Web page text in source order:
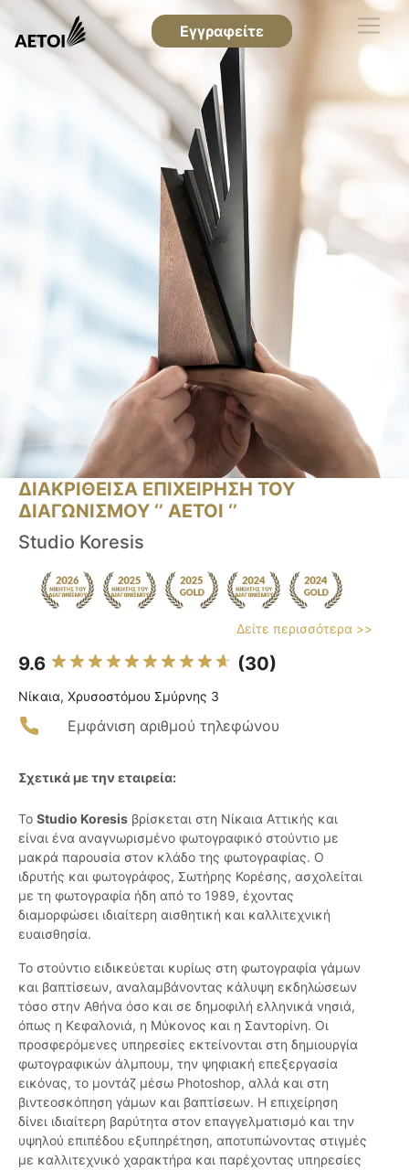
Εγγραφείτε
ΔΙΑΚΡΙΘΕΙΣΑ ΕΠΙΧΕΙΡΗΣΗ ΤΟΥ
ΔΙΑΓΩΝΙΣΜΟΥ ‘’ ΑΕΤΟΙ ‘’
Studio Koresis
Δείτε περισσότερα >>
9.6 (30)
Νίκαια, Χρυσοστόμου Σμύρνης 3
Εμφάνιση αριθμού τηλεφώνου
Σχετικά με την εταιρεία:
Το Studio Koresis βρίσκεται στη Νίκαια Αττικής και
είναι ένα αναγνωρισμένο φωτογραφικό στούντιο με
μακρά παρουσία στον κλάδο της φωτογραφίας. Ο
ιδρυτής και φωτογράφος, Σωτήρης Κορέσης, ασχολείται
με τη φωτογραφία ήδη από το 1989, έχοντας
διαμορφώσει ιδιαίτερη αισθητική και καλλιτεχνική
ευαισθησία.
Το στούντιο ειδικεύεται κυρίως στη φωτογραφία γάμων
και βαπτίσεων, αναλαμβάνοντας κάλυψη εκδηλώσεων
τόσο στην Αθήνα όσο και σε δημοφιλή ελληνικά νησιά,
όπως η Κεφαλονιά, η Μύκονος και η Σαντορίνη. Οι
προσφερόμενες υπηρεσίες εκτείνονται στη δημιουργία
φωτογραφικών άλμπουμ, την ψηφιακή επεξεργασία
εικόνας, το μοντάζ μέσω Photoshop, αλλά και στη
βιντεοσκόπηση γάμων και βαπτίσεων. Η επιχείρηση
δίνει ιδιαίτερη βαρύτητα στον επαγγελματισμό και την
υψηλού επιπέδου εξυπηρέτηση, αποτυπώνοντας στιγμές
με καλλιτεχνικό χαρακτήρα και παρέχοντας υπηρεσίες